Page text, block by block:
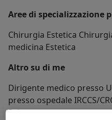
Aree di specializzazione
Chirurgia Estetica
medicina Estetica
Altro su di me
Dirigente medico presso
presso ospedale IRCCS/
Pz)